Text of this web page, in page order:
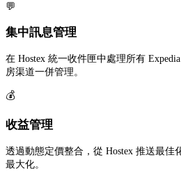
💬
集中訊息管理
在 Hostex 統一收件匣中處理所有
房渠道一併管理。
💰
收益管理
透過動態定價整合，從 Hostex 推送最佳
最大化。